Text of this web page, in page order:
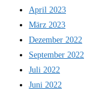
April 2023
März 2023
Dezember 2022
September 2022
Juli 2022
Juni 2022